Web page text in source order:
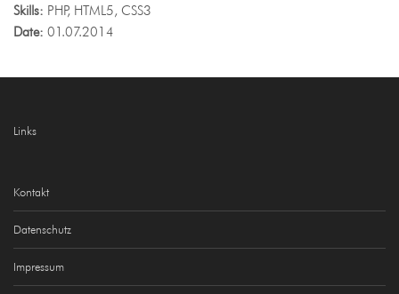
Skills: PHP, HTML5, CSS3
Date: 01.07.2014
Links
Kontakt
Datenschutz
Impressum